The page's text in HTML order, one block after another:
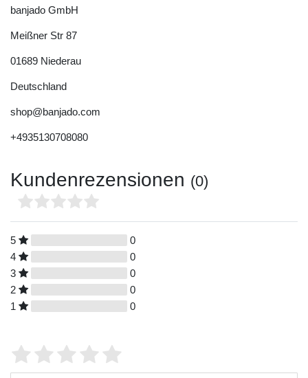
banjado GmbH
Meißner Str 87
01689 Niederau
Deutschland
shop@banjado.com
+4935130708080
Kundenrezensionen (0)
5
0
4
0
3
0
2
0
1
0